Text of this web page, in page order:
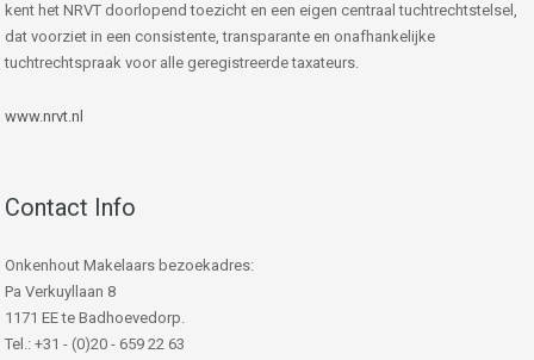
kent het NRVT doorlopend toezicht en een eigen centraal tuchtrechtstelsel,
dat voorziet in een consistente, transparante en onafhankelijke
tuchtrechtspraak voor alle geregistreerde taxateurs.
www.nrvt.nl
Contact Info
Onkenhout Makelaars bezoekadres:
Pa Verkuyllaan 8
1171 EE te Badhoevedorp.
Tel.: +31 - (0)20 - 659 22 63